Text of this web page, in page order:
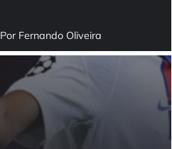
Por Fernando Oliveira